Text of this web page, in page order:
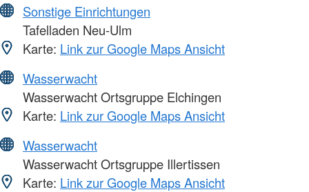
Sonstige Einrichtungen
Tafelladen Neu-Ulm
Karte: Link zur Google Maps Ansicht
Wasserwacht
Wasserwacht Ortsgruppe Elchingen
Karte: Link zur Google Maps Ansicht
Wasserwacht
Wasserwacht Ortsgruppe Illertissen
Karte: Link zur Google Maps Ansicht